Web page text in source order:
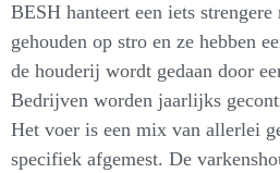
BESH hanteert een iets
gehouden op stro en ze hebben
de houderij wordt gedaan door
Bedrijven worden jaarlijks
Het voer is een mix van allerlei
specifiek afgemest. De